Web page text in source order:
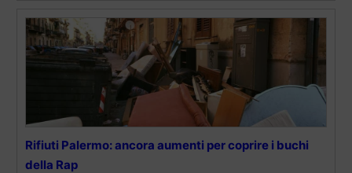
Rifiuti Palermo: ancora aumenti per coprire i buchi
della Rap